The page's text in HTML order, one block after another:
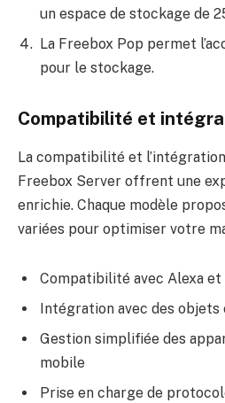
un espace de stockage de
La Freebox Pop permet
pour le stockage.
Compatibilité et
La compatibilité et
Freebox Server offrent une
enrichie. Chaque modèle
variées pour optimiser votre
Compatibilité avec Alexa
Intégration avec des objets
Gestion simplifiée des
mobile
Prise en charge de